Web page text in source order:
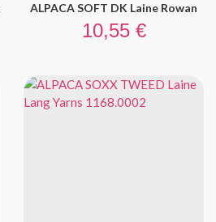
ALPACA SOFT DK Laine Rowan
Prix
10,55 €